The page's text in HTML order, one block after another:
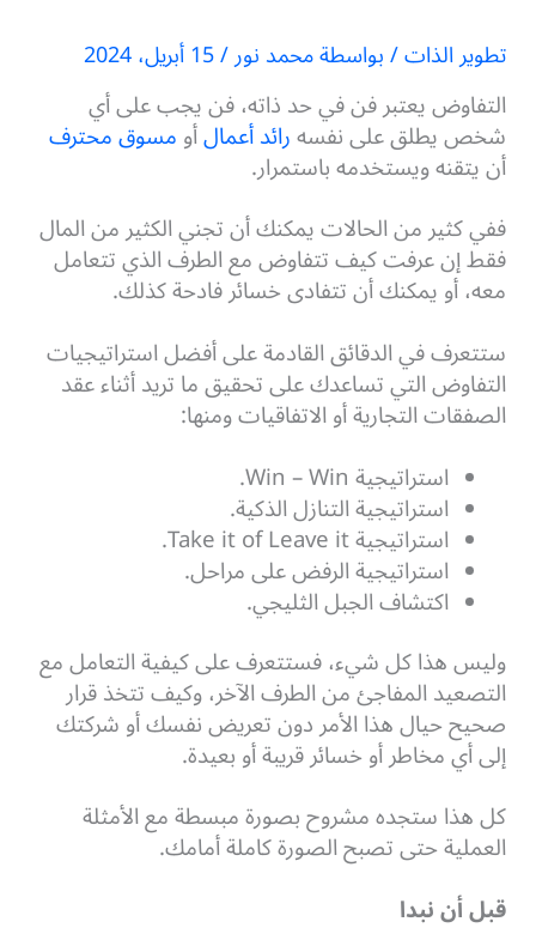
تطوير الذات/ بواسطةمحمد نور/15 أبريل، 2024
التفاوض يعتبر فن في حد ذاته، فن يجب على أي
شخص يطلق على نفسهرائد أعمالأومسوق محترف
أن يتقنه ويستخدمه باستمرار.
ففي كثير من الحالات يمكنك أن تجني الكثير من المال
فقط إن عرفت كيف تتفاوض مع الطرف الذي تتعامل
معه، أو يمكنك أن تتفادى خسائر فادحة كذلك.
ستتعرف في الدقائق القادمة على أفضل استراتيجيات
التفاوض التي تساعدك على تحقيق ما تريد أثناء عقد
الصفقات التجارية أو الاتفاقيات ومنها:
استراتيجية Win – Win.
استراتيجية التنازل الذكية.
استراتيجية Take it of Leave it.
استراتيجية الرفض على مراحل.
اكتشاف الجبل الثليجي.
وليس هذا كل شيء، فستتعرف على كيفية التعامل مع
التصعيد المفاجئ من الطرف الآخر، وكيف تتخذ قرار
صحيح حيال هذا الأمر دون تعريض نفسك أو شركتك
إلى أي مخاطر أو خسائر قريبة أو بعيدة.
كل هذا ستجده مشروح بصورة مبسطة مع الأمثلة
العملية حتى تصبح الصورة كاملة أمامك.
قبل أن نبدا